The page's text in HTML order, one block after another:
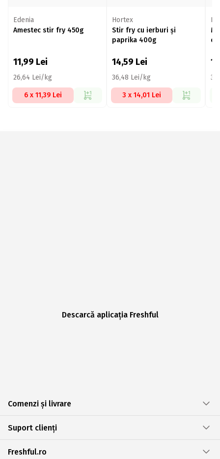
Edenia
Amestec stir fry 450g
11,99 Lei
26,64 Lei/kg
6 x 11,39 Lei
Hortex
Stir fry cu ierburi și
paprika 400g
14,59 Lei
36,48 Lei/kg
3 x 14,01 Lei
Descarcă aplicația Freshful
Comenzi și livrare
Suport clienți
Freshful.ro